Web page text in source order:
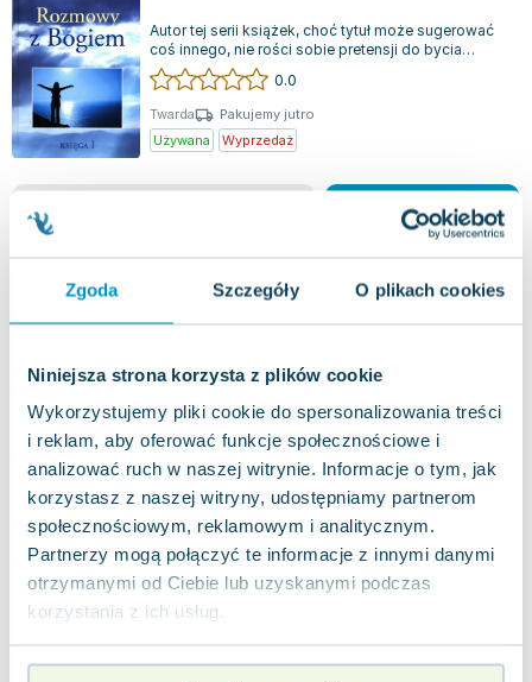
Zgoda Szczegóły O plikach cookies
Niniejsza strona korzysta z plików cookie
Wykorzystujemy pliki cookie do spersonalizowania treści
i reklam, aby oferować funkcje społecznościowe i
analizować ruch w naszej witrynie. Informacje o tym, jak
korzystasz z naszej witryny, udostępniamy partnerom
społecznościowym, reklamowym i analitycznym.
Partnerzy mogą połączyć te informacje z innymi danymi
otrzymanymi od Ciebie lub uzyskanymi podczas
korzystania z ich usług.
Ajahn Brahm
Lucinda Riley
Jacek Walkiewicz
Autor tej serii książek, choć tytuł może sugerować
coś innego, nie rości sobie pretensji do bycia
przywódcą nowej religii. Przeżyw...
0.0
Twarda
Pakujemy jutro
Używana
Wyprzedaż